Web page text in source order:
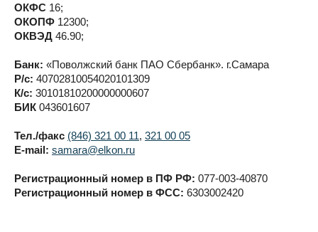
ОКФС 16;
ОКОПФ 12300;
ОКВЭД 46.90;
Банк: «Поволжский банк ПАО Сбербанк». г.Самара
Р/с: 40702810054020101309
К/с: 30101810200000000607
БИК 043601607
Тел./факс (846) 321 00 11, 321 00 05
E-mail: samara@elkon.ru
Регистрационный номер в ПФ РФ: 077-003-40870
Регистрационный номер в ФСС: 6303002420